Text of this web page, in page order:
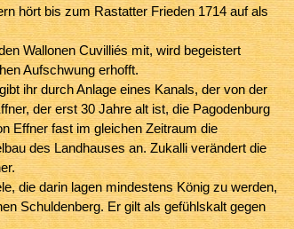
hört bis zum Rastatter Frieden 1714 auf als
Wallonen Cuvilliés mit, wird begeistert
Aufschwung erhofft.
ihr durch Anlage eines Kanals, der von der
der erst 30 Jahre alt ist, die Pagodenburg
Effner fast im gleichen Zeitraum die
des Landhauses an. Zukalli verändert die
die darin lagen mindestens König zu werden,
Schuldenberg. Er gilt als gefühlskalt gegen